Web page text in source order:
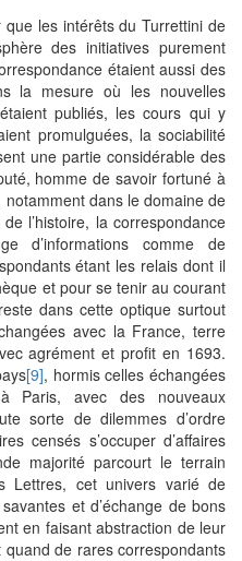
que les intérêts du Turrettini de
des initiatives purement
étaient aussi des
la mesure où les nouvelles
publiés, les cours qui y
promulguées, la sociabilité
une partie considérable des
homme de savoir fortuné à
notamment dans le domaine de
l’histoire, la correspondance
d’informations comme de
étant les relais dont il
et pour se tenir au courant
dans cette optique surtout
avec la France, terre
agrément et profit en 1693.
[9], hormis celles échangées
Paris, avec des nouveaux
sorte de dilemmes d’ordre
censés s’occuper d’affaires
majorité parcourt le terrain
Lettres, cet univers varié de
et d’échange de bons
en faisant abstraction de leur
de rares correspondants